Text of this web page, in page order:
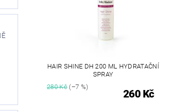
HAIR SHINE DH 200 ML HYDRATAČNÍ
SPRAY
280 Kč (–7 %)
260 Kč